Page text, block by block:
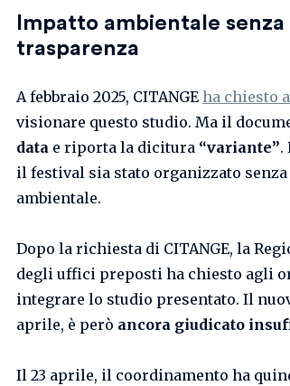
Impatto ambientale
trasparenza
A febbraio 2025, CITANGE ha chiesto
visionare questo studio. Ma il
data e riporta la dicitura “variante”.
il festival sia stato organizzato
ambientale.
Dopo la richiesta di CITANGE, la
degli uffici preposti ha chiesto agli
integrare lo studio presentato. Il
aprile, è però ancora giudicato
Il 23 aprile, il coordinamento ha